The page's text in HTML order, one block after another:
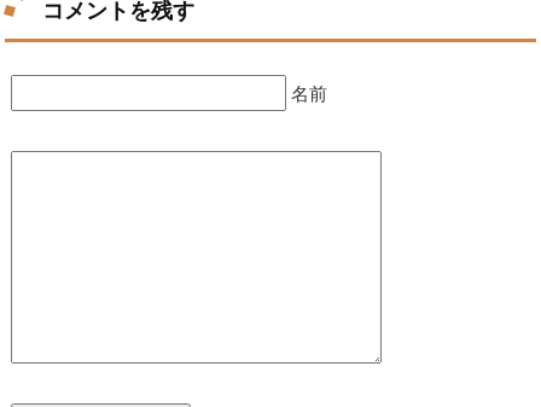
コメントを残す
名前